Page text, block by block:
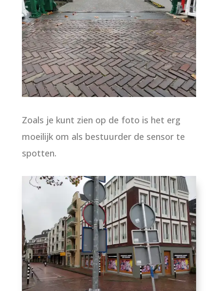
Zoals je kunt zien op de foto is het erg
moeilijk om als bestuurder de sensor te
spotten.